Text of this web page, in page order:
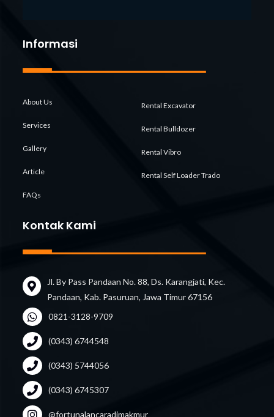
Informasi
About Us
Services
Gallery
Article
FAQs
Rental Excavator
Rental Bulldozer
Rental Vibro
Rental Self Loader Trado
Kontak Kami
Jl. By Pass Pandaan No. 88, Ds. Karangjati, Kec.
Pandaan, Kab. Pasuruan, Jawa Timur 67156
0821-3128-9709
(0343) 6744548
(0343) 5744056
(0343) 6745307
@fortunalancaradimakmur